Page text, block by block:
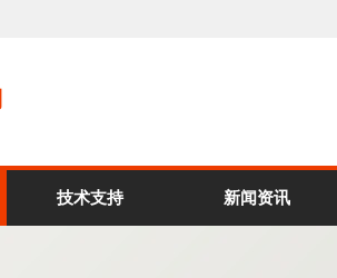
技术支持 新闻资讯